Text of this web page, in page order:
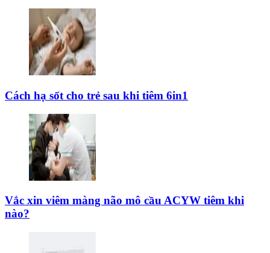
Cách hạ sốt cho trẻ sau khi tiêm 6in1
Vắc xin viêm màng não mô cầu ACYW tiêm khi
nào?